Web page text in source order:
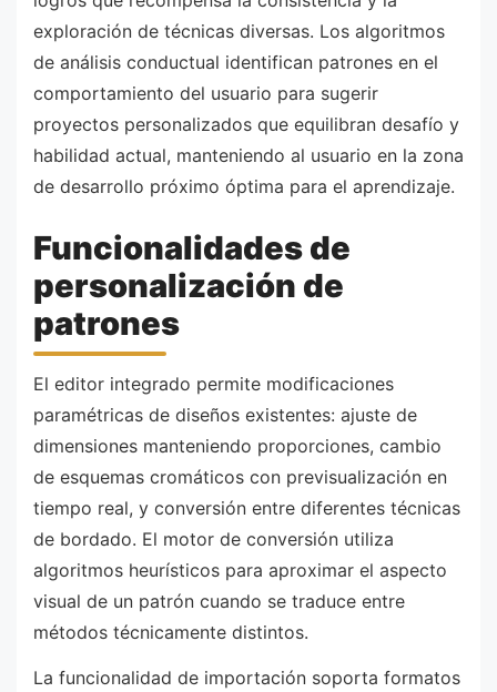
exploración de técnicas diversas. Los algoritmos
de análisis conductual identifican patrones en el
comportamiento del usuario para sugerir
proyectos personalizados que equilibran desafío y
habilidad actual, manteniendo al usuario en la zona
de desarrollo próximo óptima para el aprendizaje.
Funcionalidades de
personalización de
patrones
El editor integrado permite modificaciones
paramétricas de diseños existentes: ajuste de
dimensiones manteniendo proporciones, cambio
de esquemas cromáticos con previsualización en
tiempo real, y conversión entre diferentes técnicas
de bordado. El motor de conversión utiliza
algoritmos heurísticos para aproximar el aspecto
visual de un patrón cuando se traduce entre
métodos técnicamente distintos.
La funcionalidad de importación soporta formatos